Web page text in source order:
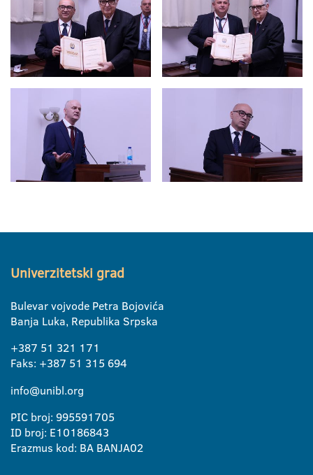
Univerzitetski grad
Bulevar vojvode Petra Bojovića
Banja Luka, Republika Srpska
+387 51 321 171
Faks: +387 51 315 694
info@unibl.org
PIC broj: 995591705
ID broj: E10186843
Erazmus kod: BA BANJA02